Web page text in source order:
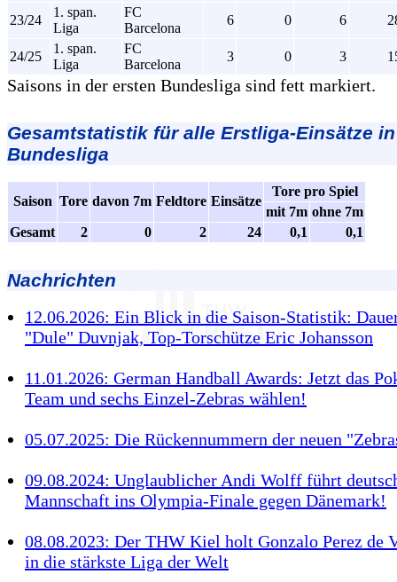
23/24
1. span.
Liga
FC
Barcelona
6 0 6
24/25
1. span.
Liga
FC
Barcelona
3 0 3
Saisons in der ersten Bundesliga sind fett markiert.
Gesamtstatistik für alle Erstliga-Einsätze
Bundesliga
Saison Tore davon 7m Feldtore Einsätze
Tore pro Spiel
mit 7m ohne 7m
Gesamt
2 0 2 24 0,1 0,1
Nachrichten
12.06.2026: Ein Blick in die Saison-Statistik:
"Dule" Duvnjak, Top-Torschütze Eric Johansson
11.01.2026: German Handball Awards: Jetzt das
Team und sechs Einzel-Zebras wählen!
05.07.2025: Die Rückennummern der neuen
09.08.2024: Unglaublicher Andi Wolff führt
Mannschaft ins Olympia-Finale gegen Dänemark!
08.08.2023: Der THW Kiel holt Gonzalo Perez de
in die stärkste Liga der Welt